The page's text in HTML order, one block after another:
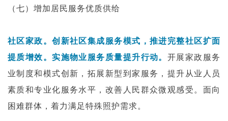
（七）增加居民服务优质供给
社区家政。创新社区集成服务模式，推进完整社区扩面
提质增效。实施物业服务质量提升行动。 开展家政服务
业制度和模式创新，拓展新型到家服务，提升从业人员
素质和专业化服务水平，改善人民群众微观感受。面向
困难群体，着力满足特殊照护需求。